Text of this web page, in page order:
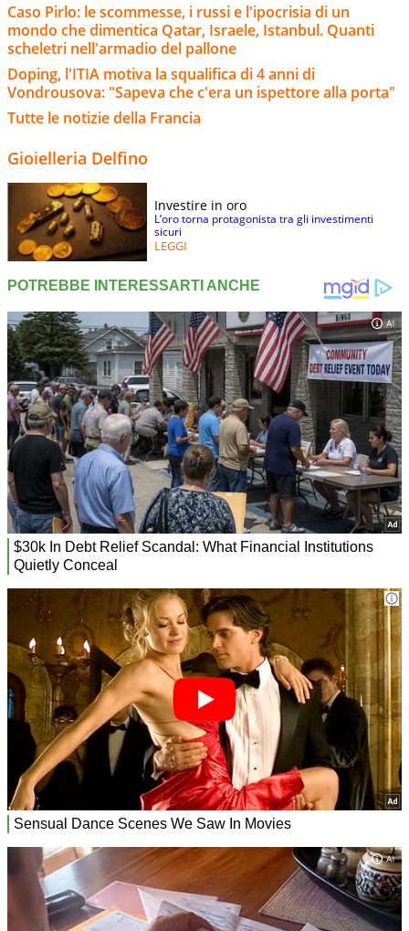
Caso Pirlo: le scommesse, i russi e l'ipocrisia di un
mondo che dimentica Qatar, Israele, Istanbul. Quanti
scheletri nell'armadio del pallone
Doping, l'ITIA motiva la squalifica di 4 anni di
Vondrousova: "Sapeva che c'era un ispettore alla porta"
Tutte le notizie della Francia
Gioielleria Delfino
Investire in oro
L’oro torna protagonista tra gli investimenti
sicuri
LEGGI